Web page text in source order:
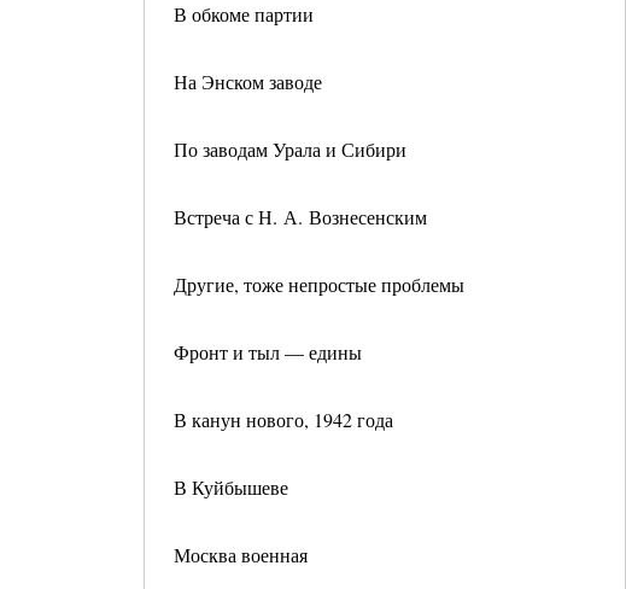
В обкоме партии
На Энском заводе
По заводам Урала и Сибири
Встреча с Н. А. Вознесенским
Другие, тоже непростые проблемы
Фронт и тыл — едины
В канун нового, 1942 года
В Куйбышеве
Москва военная